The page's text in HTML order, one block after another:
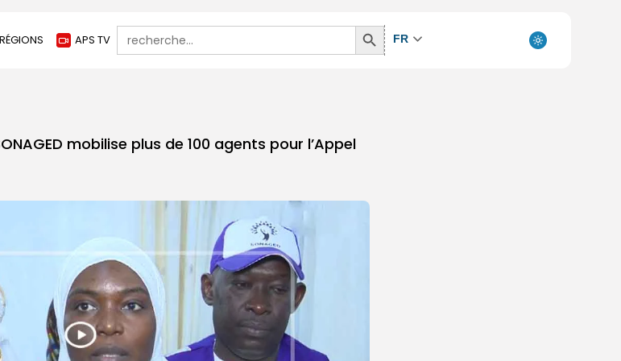
RÉGIONS APS TV
Search
for:
Search
Button
FR
mobilise plus de 100 agents pour l’Appel